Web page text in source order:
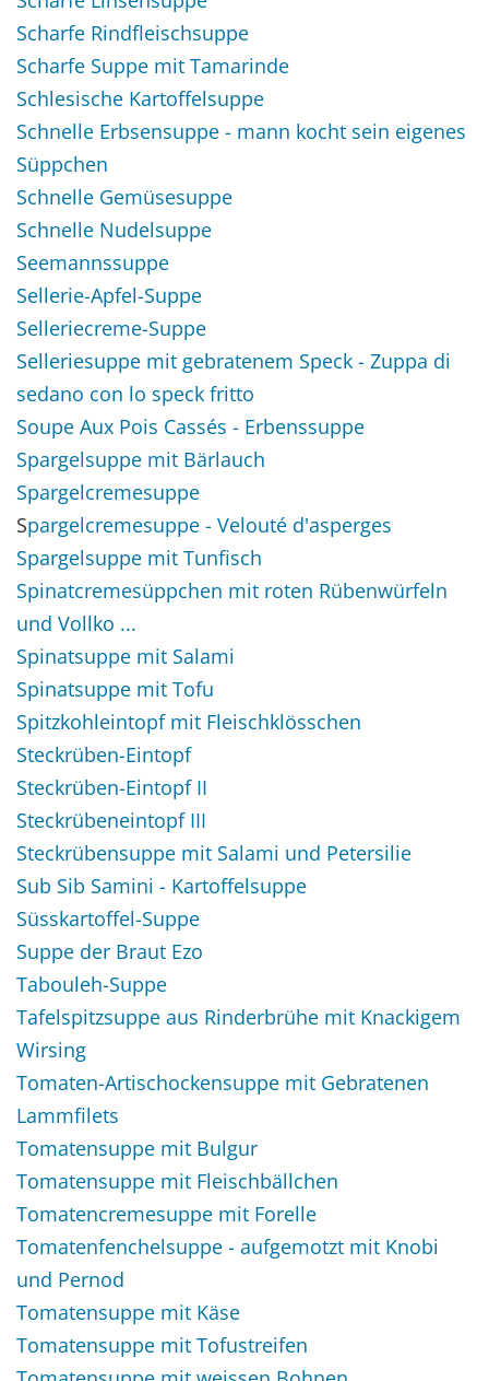
Scharfe Rindfleischsuppe
Scharfe Suppe mit Tamarinde
Schlesische Kartoffelsuppe
Schnelle Erbsensuppe - mann kocht sein eigenes
Süppchen
Schnelle Gemüsesuppe
Schnelle Nudelsuppe
Seemannssuppe
Sellerie-Apfel-Suppe
Selleriecreme-Suppe
Selleriesuppe mit gebratenem Speck - Zuppa di
sedano con lo speck fritto
Soupe Aux Pois Cassés - Erbenssuppe
Spargelsuppe mit Bärlauch
Spargelcremesuppe
Spargelcremesuppe - Velouté d'asperges
Spargelsuppe mit Tunfisch
Spinatcremesüppchen mit roten Rübenwürfeln
und Vollko ...
Spinatsuppe mit Salami
Spinatsuppe mit Tofu
Spitzkohleintopf mit Fleischklösschen
Steckrüben-Eintopf
Steckrüben-Eintopf II
Steckrübeneintopf III
Steckrübensuppe mit Salami und Petersilie
Sub Sib Samini - Kartoffelsuppe
Süsskartoffel-Suppe
Suppe der Braut Ezo
Tabouleh-Suppe
Tafelspitzsuppe aus Rinderbrühe mit Knackigem
Wirsing
Tomaten-Artischockensuppe mit Gebratenen
Lammfilets
Tomatensuppe mit Bulgur
Tomatensuppe mit Fleischbällchen
Tomatencremesuppe mit Forelle
Tomatenfenchelsuppe - aufgemotzt mit Knobi
und Pernod
Tomatensuppe mit Käse
Tomatensuppe mit Tofustreifen